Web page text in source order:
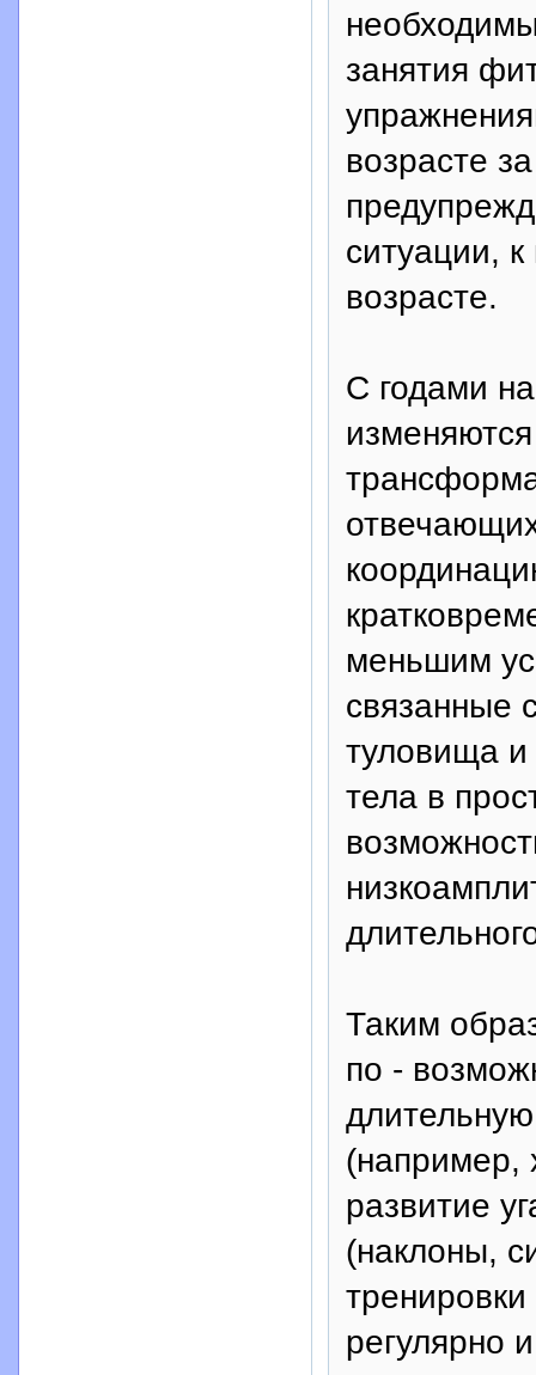
занятия
возрасте
ситуации,
возрасте.
С годами
меньшим
связанные
туловища
тела в
Таким
по -
длительную
(например,
развитие
(наклоны,
регулярно